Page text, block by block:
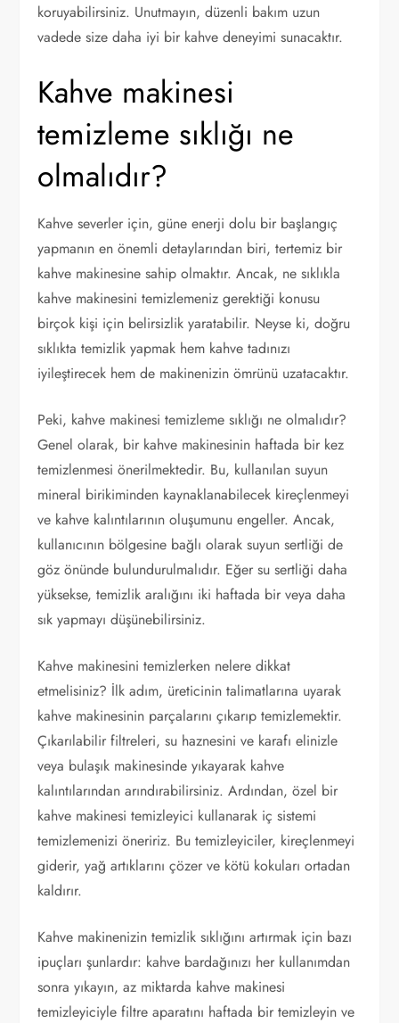
koruyabilirsiniz. Unutmayın, düzenli bakım uzun
vadede size daha iyi bir kahve deneyimi sunacaktır.
Kahve makinesi
temizleme sıklığı ne
olmalıdır?
Kahve severler için, güne enerji dolu bir başlangıç
yapmanın en önemli detaylarından biri, tertemiz bir
kahve makinesine sahip olmaktır. Ancak, ne sıklıkla
kahve makinesini temizlemeniz gerektiği konusu
birçok kişi için belirsizlik yaratabilir. Neyse ki, doğru
sıklıkta temizlik yapmak hem kahve tadınızı
iyileştirecek hem de makinenizin ömrünü uzatacaktır.
Peki, kahve makinesi temizleme sıklığı ne olmalıdır?
Genel olarak, bir kahve makinesinin haftada bir kez
temizlenmesi önerilmektedir. Bu, kullanılan suyun
mineral birikiminden kaynaklanabilecek kireçlenmeyi
ve kahve kalıntılarının oluşumunu engeller. Ancak,
kullanıcının bölgesine bağlı olarak suyun sertliği de
göz önünde bulundurulmalıdır. Eğer su sertliği daha
yüksekse, temizlik aralığını iki haftada bir veya daha
sık yapmayı düşünebilirsiniz.
Kahve makinesini temizlerken nelere dikkat
etmelisiniz? İlk adım, üreticinin talimatlarına uyarak
kahve makinesinin parçalarını çıkarıp temizlemektir.
Çıkarılabilir filtreleri, su haznesini ve karafı elinizle
veya bulaşık makinesinde yıkayarak kahve
kalıntılarından arındırabilirsiniz. Ardından, özel bir
kahve makinesi temizleyici kullanarak iç sistemi
temizlemenizi öneririz. Bu temizleyiciler, kireçlenmeyi
giderir, yağ artıklarını çözer ve kötü kokuları ortadan
kaldırır.
Kahve makinenizin temizlik sıklığını artırmak için bazı
ipuçları şunlardır: kahve bardağınızı her kullanımdan
sonra yıkayın, az miktarda kahve makinesi
temizleyiciyle filtre aparatını haftada bir temizleyin ve